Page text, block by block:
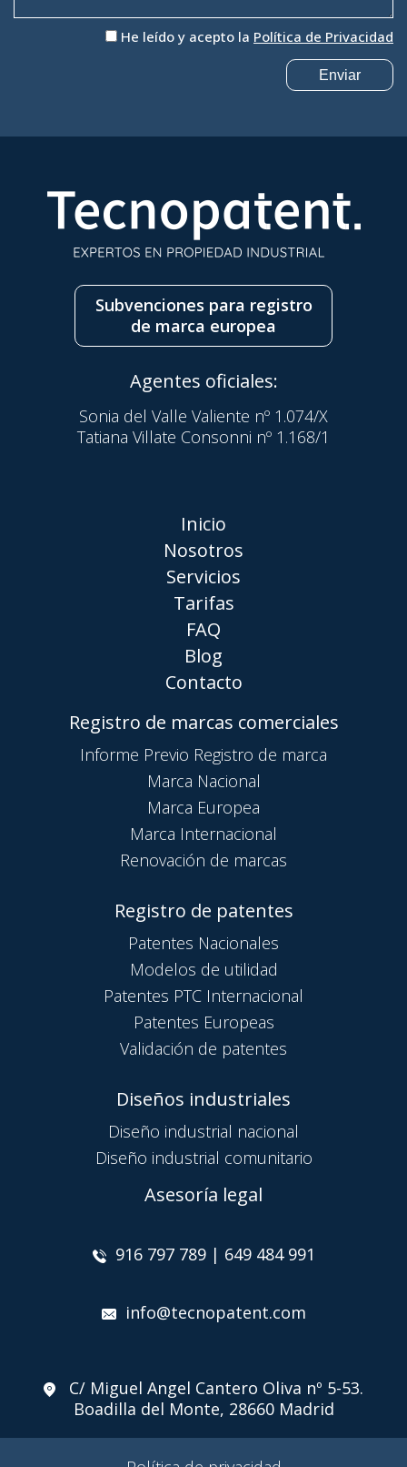
He leído y acepto la Política de Privacidad
Subvenciones para registro
de marca europea
Agentes oficiales:
Sonia del Valle Valiente nº 1.074/X
Tatiana Villate Consonni nº 1.168/1
Inicio
Nosotros
Servicios
Tarifas
FAQ
Blog
Contacto
Registro de marcas comerciales
Informe Previo Registro de marca
Marca Nacional
Marca Europea
Marca Internacional
Renovación de marcas
Registro de patentes
Patentes Nacionales
Modelos de utilidad
Patentes PTC Internacional
Patentes Europeas
Validación de patentes
Diseños industriales
Diseño industrial nacional
Diseño industrial comunitario
Asesoría legal
916 797 789 | 649 484 991
info@tecnopatent.com
C/ Miguel Angel Cantero Oliva nº 5-53.
Boadilla del Monte, 28660 Madrid